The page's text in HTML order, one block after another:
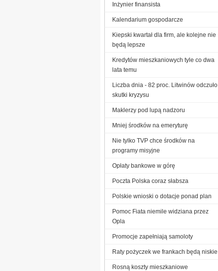
Inżynier finansista
Kalendarium gospodarcze
Kiepski kwartał dla firm, ale kolejne nie
będą lepsze
Kredytów mieszkaniowych tyle co dwa
lata temu
Liczba dnia - 82 proc. Litwinów odczuło
skutki kryzysu
Maklerzy pod lupą nadzoru
Mniej środków na emeryturę
Nie tylko TVP chce środków na
programy misyjne
Opłaty bankowe w górę
Poczta Polska coraz słabsza
Polskie wnioski o dotacje ponad plan
Pomoc Fiata niemile widziana przez
Opla
Promocje zapełniają samoloty
Raty pożyczek we frankach będą niskie
Rosną koszty mieszkaniowe